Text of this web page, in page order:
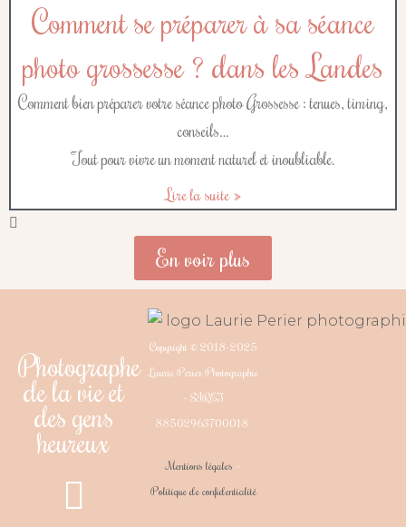
Comment se préparer à sa séance
photo grossesse ? dans les Landes
Comment bien préparer votre séance photo Grossesse : tenues, timing,
conseils…
Tout pour vivre un moment naturel et inoubliable.
Lire la suite »
En voir plus
Photographe
de la vie et
des gens
heureux
Copyright © 2018-2025
Laurie Perier Photographie
– SIRET
88502963700018
Mentions légales –
Politique de confidentialité